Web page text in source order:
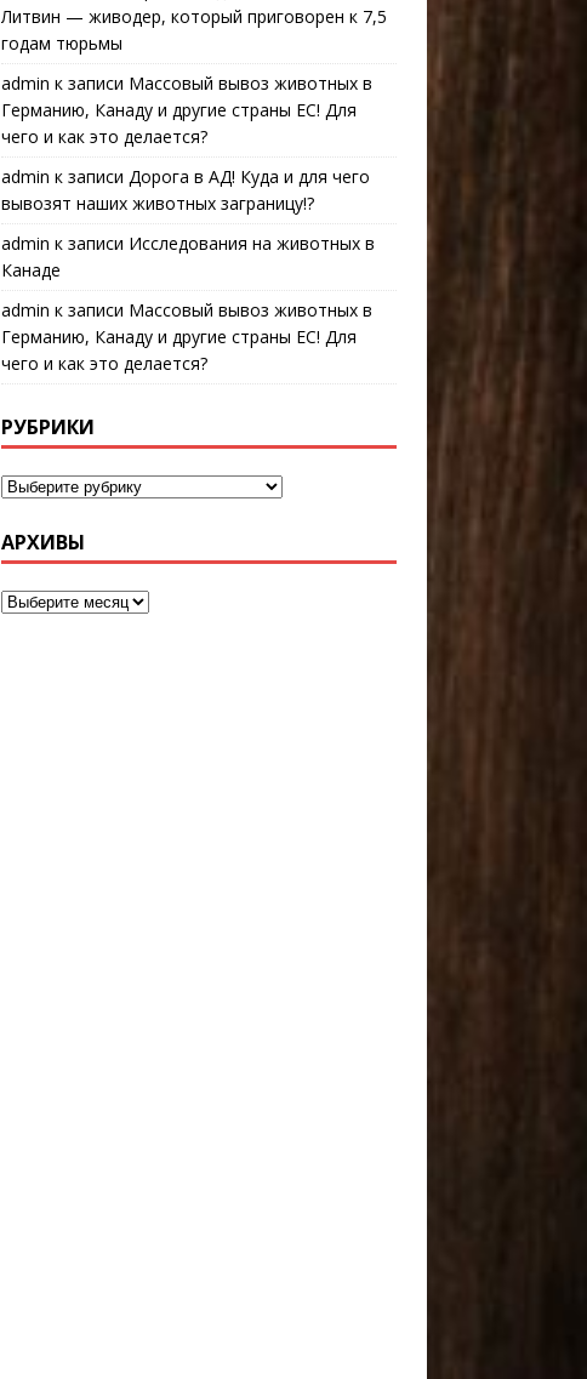
Литвин — живодер, который приговорен к 7,5
годам тюрьмы
admin к записи Массовый вывоз животных в
Германию, Канаду и другие страны ЕС! Для
чего и как это делается?
admin к записи Дорога в АД! Куда и для чего
вывозят наших животных заграницу!?
admin к записи Исследования на животных в
Канаде
admin к записи Массовый вывоз животных в
Германию, Канаду и другие страны ЕС! Для
чего и как это делается?
РУБРИКИ
АРХИВЫ